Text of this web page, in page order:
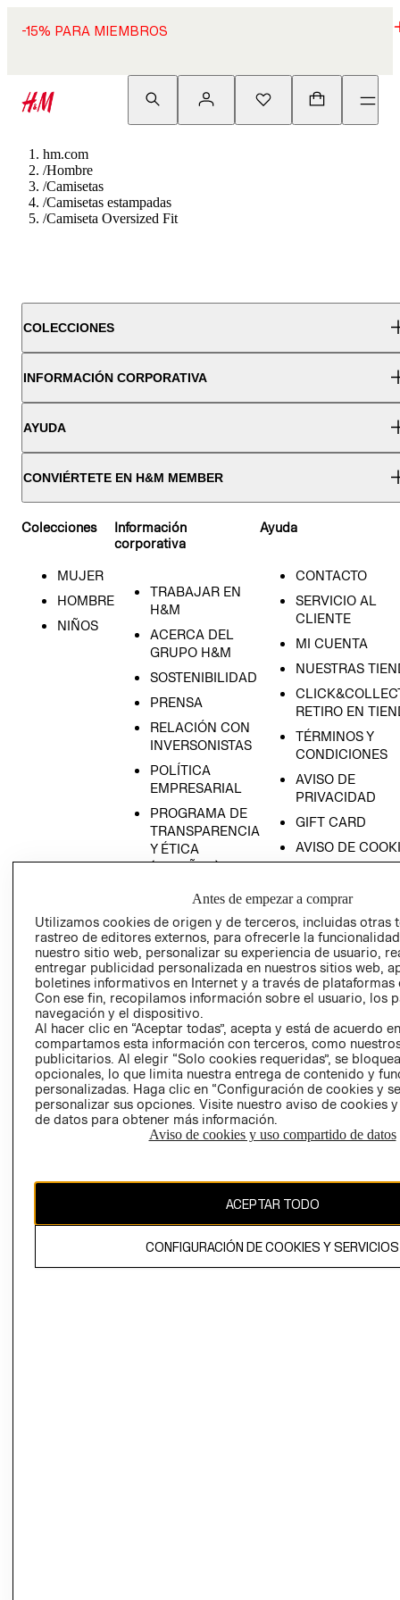
-15% PARA MIEMBROS
hm.com
/Hombre
/Camisetas
/Camisetas estampadas
/Camiseta Oversized Fit
COLECCIONES
INFORMACIÓN CORPORATIVA
AYUDA
CONVIÉRTETE EN H&M MEMBER
Colecciones
MUJER
HOMBRE
NIÑOS
Información
corporativa
TRABAJAR EN
H&M
ACERCA DEL
GRUPO H&M
SOSTENIBILIDAD
PRENSA
RELACIÓN CON
INVERSONISTAS
POLÍTICA
EMPRESARIAL
PROGRAMA DE
TRANSPARENCIA
Y ÉTICA
(ESPAÑOL)
PROGRAMA DE
Y ÉTICA (INGLÉS)
Ayuda
CONTACTO
SERVICIO AL
CLIENTE
MI CUENTA
NUESTRAS
RETIRO EN
TÉRMINOS Y
CONDICIONES
AVISO DE
PRIVACIDAD
GIFT CARD
AVISO DE
COMERCIO - SIC
PETICIONES
QUEJAS Y
RECLAMOS
Colombia ($)
CAMBIAR REGIÓN
El contenido de esta página web está protegido por copyright y es
Antes de empezar a comprar
Utilizamos cookies de origen y de terceros, incluidas otras
rastreo de editores externos, para ofrecerle la
nuestro sitio web, personalizar su experiencia de usuario,
entregar publicidad personalizada en nuestros sitios web,
boletines informativos en Internet y a través de plataformas
Con ese fin, recopilamos información sobre el usuario, los
navegación y el dispositivo.
Al hacer clic en “Aceptar todas”, acepta y está de acuerdo
compartamos esta información con terceros, como
publicitarios. Al elegir “Solo cookies requeridas”, se
opcionales, lo que limita nuestra entrega de contenido y
personalizadas. Haga clic en “Configuración de cookies y
personalizar sus opciones. Visite nuestro aviso de cookies
de datos para obtener más información.
Aviso de cookies y uso compartido de datos
ACEPTAR TODO
CONFIGURACIÓN DE COOKIES Y SERVICIOS